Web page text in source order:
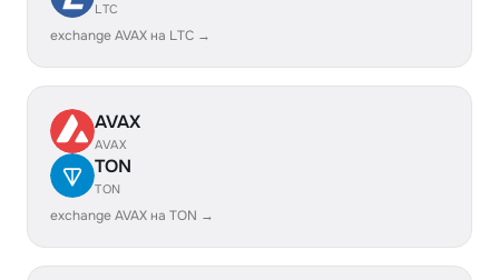
LTC
exchange AVAX на LTC →
AVAX
AVAX
TON
TON
exchange AVAX на TON →